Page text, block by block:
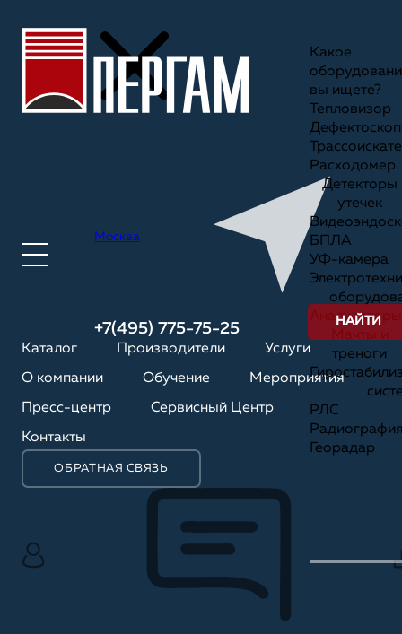
Москва
+7(495) 775-75-25
Каталог Производители Услуги
О компании Обучение Мероприятия
Пресс-центр Сервисный Центр
Контакты
ОБРАТНАЯ СВЯЗЬ
Какое
вы ищете?
Тепловизор
Дефектоскоп
Расходомер
Детекторы
утечек
БПЛА
УФ-камера
Анализаторы
треноги
РЛС
Георадар
НАЙТИ